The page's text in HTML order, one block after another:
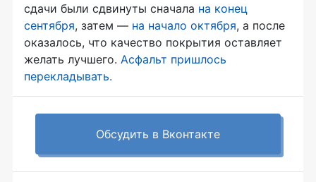
сдачи были сдвинуты сначала на конец
сентября, затем — на начало октября, а после
оказалось, что качество покрытия оставляет
желать лучшего. Асфальт пришлось
перекладывать.
Обсудить в Вконтакте